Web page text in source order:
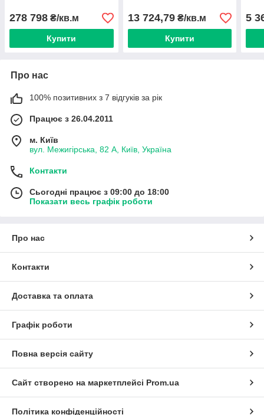
278 798 ₴/кв.м
Купити
13 724,79₴/кв.м
Купити
5
Про нас
100% позитивних з 7 відгуків за рік
Працює з 26.04.2011
м. Київ
вул. Межигірська, 82 А, Київ, Україна
Контакти
Сьогодні працює з 09:00 до 18:00
Показати весь графік роботи
Про нас
Контакти
Доставка та оплата
Графік роботи
Повна версія сайту
Сайт створено на маркетплейсі Prom.ua
Політика конфіденційності